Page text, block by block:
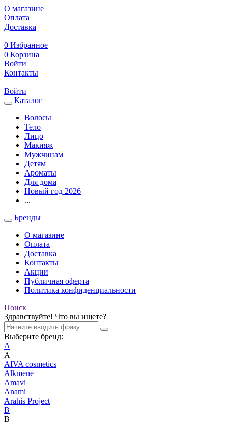
О магазине
Оплата
Доставка
0 Избранное
0 Корзина
Войти
Контакты
Войти
Каталог
Волосы
Тело
Лицо
Макияж
Мужчинам
Детям
Ароматы
Для дома
Новый год 2026
...
Бренды
О магазине
Оплата
Доставка
Контакты
Акции
Публичная оферта
Политика конфиденциальности
Поиск
Здравствуйте! Что вы ищете?
Выберите бренд:
A
A
AIVA cosmetics
Alkmene
Amavi
Anami
Arahis Project
B
B